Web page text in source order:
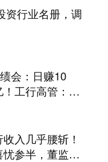
资行业名册，调
会：日赚10
工行高管：股
入几乎腰斩！
参半，董监高